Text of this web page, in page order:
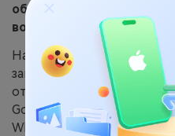
обеспечению для
восстановления
Начните восстановление
запустив этот
открыв основной
Google Диска в
WhatsApp», чтобы